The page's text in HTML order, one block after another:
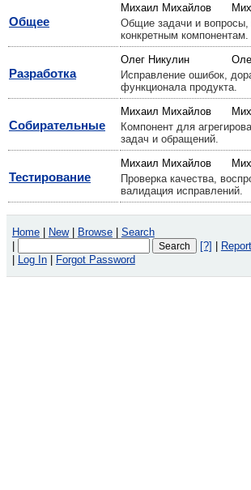
Общее
Михаил Михайлов
Общие задачи и вопросы,
конкретным компонентам.
Разработка
Олег Никулин
Исправление ошибок,
функционала продукта.
Собирательные
Михаил Михайлов
Компонент для
задач и обращений.
Тестирование
Михаил Михайлов
Проверка качества,
валидация исправлений.
Home New Browse
Search
[?]
Log In Forgot Password